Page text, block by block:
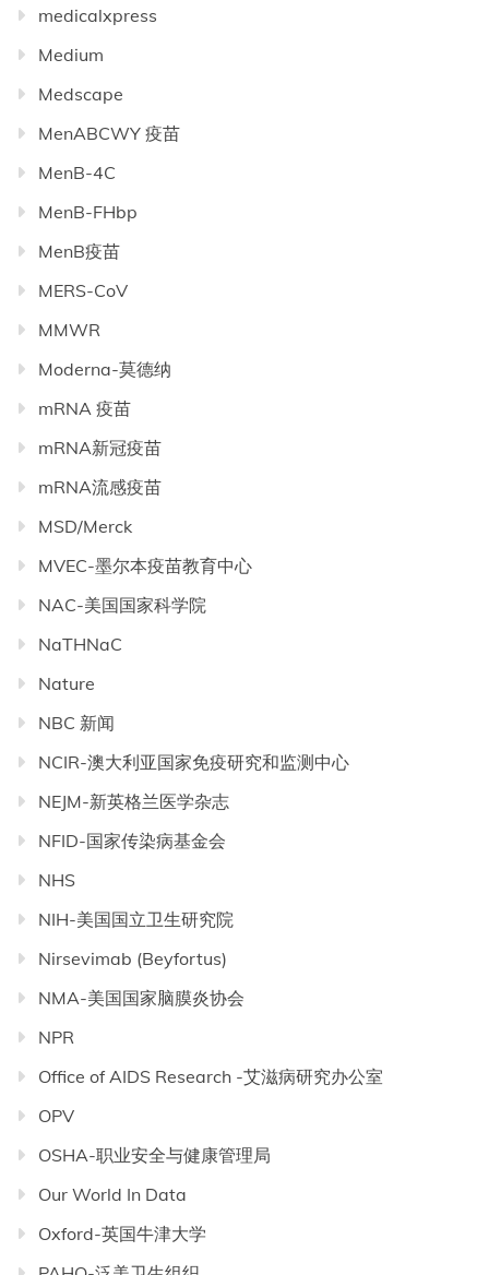
medicalxpress
Medium
Medscape
MenABCWY 疫苗
MenB-4C
MenB-FHbp
MenB疫苗
MERS-CoV
MMWR
Moderna-莫德纳
mRNA 疫苗
mRNA新冠疫苗
mRNA流感疫苗
MSD/Merck
MVEC-墨尔本疫苗教育中心
NAC-美国国家科学院
NaTHNaC
Nature
NBC 新闻
NCIR-澳大利亚国家免疫研究和监测中心
NEJM-新英格兰医学杂志
NFID-国家传染病基金会
NHS
NIH-美国国立卫生研究院
Nirsevimab (Beyfortus)
NMA-美国国家脑膜炎协会
NPR
Office of AIDS Research -艾滋病研究办公室
OPV
OSHA-职业安全与健康管理局
Our World In Data
Oxford-英国牛津大学